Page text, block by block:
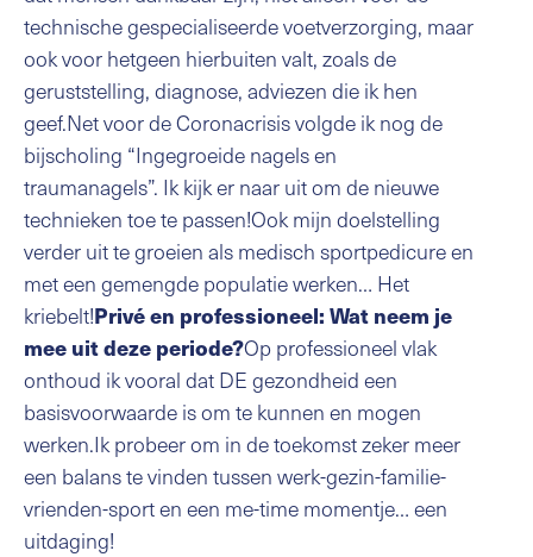
technische gespecialiseerde voetverzorging, maar
ook voor hetgeen hierbuiten valt, zoals de
geruststelling, diagnose, adviezen die ik hen
geef.Net voor de Coronacrisis volgde ik nog de
bijscholing “Ingegroeide nagels en
traumanagels”. Ik kijk er naar uit om de nieuwe
technieken toe te passen!Ook mijn doelstelling
verder uit te groeien als medisch sportpedicure en
met een gemengde populatie werken… Het
kriebelt!Privé en professioneel: Wat neem je
mee uit deze periode?Op professioneel vlak
onthoud ik vooral dat DE gezondheid een
basisvoorwaarde is om te kunnen en mogen
werken.Ik probeer om in de toekomst zeker meer
een balans te vinden tussen werk-gezin-familie-
vrienden-sport en een me-time momentje… een
uitdaging!